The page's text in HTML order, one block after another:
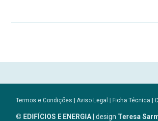
Termos e Condições | Aviso Legal | Ficha Técnica |
© EDIFÍCIOS E ENERGIA| design Teresa